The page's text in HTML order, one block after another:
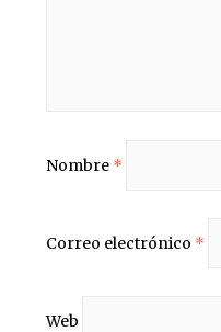
Nombre *
Correo electrónico *
Web